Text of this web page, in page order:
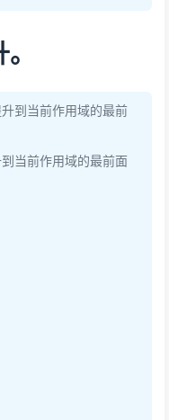
到当前作用域的最前
当前作用域的最前面